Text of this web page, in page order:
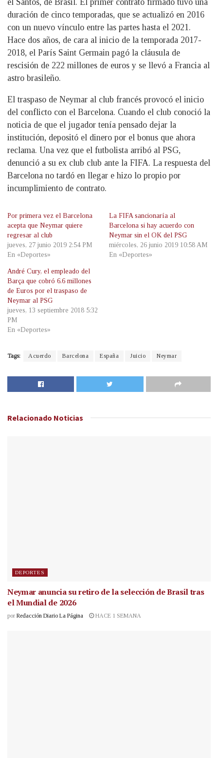
el Santos, de Brasil. El primer contrato firmado tuvo una
duración de cinco temporadas, que se actualizó en 2016
con un nuevo vínculo entre las partes hasta el 2021.
Hace dos años, de cara al inicio de la temporada 2017-
2018, el París Saint Germain pagó la cláusula de
rescisión de 222 millones de euros y se llevó a Francia al
astro brasileño.
El traspaso de Neymar al club francés provocó el inicio
del conflicto con el Barcelona. Cuando el club conoció la
noticia de que el jugador tenía pensado dejar la
institución, depositó el dinero por el bonus que ahora
reclama. Una vez que el futbolista arribó al PSG,
denunció a su ex club club ante la FIFA. La respuesta del
Barcelona no tardó en llegar e hizo lo propio por
incumplimiento de contrato.
Por primera vez el Barcelona
acepta que Neymar quiere
regresar al club
jueves, 27 junio 2019 2:54 PM
En «Deportes»
La FIFA sancionaría al
Barcelona si hay acuerdo con
Neymar sin el OK del PSG
miércoles, 26 junio 2019 10:58 AM
En «Deportes»
André Cury, el empleado del
Barça que cobró 6.6 millones
de Euros por el traspaso de
Neymar al PSG
jueves, 13 septiembre 2018 5:32
PM
En «Deportes»
Tags: Acuerdo Barcelona España Juicio Neymar
Relacionado Noticias
DEPORTES
Neymar anuncia su retiro de la selección de Brasil tras
el Mundial de 2026
por Redacción Diario La Página HACE 1 SEMANA